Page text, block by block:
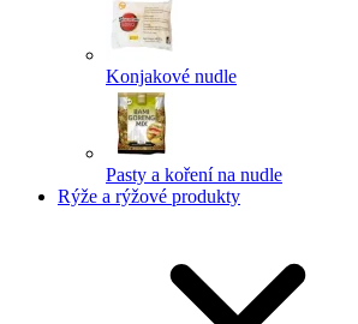
Konjakové nudle
Pasty a koření na nudle
Rýže a rýžové produkty